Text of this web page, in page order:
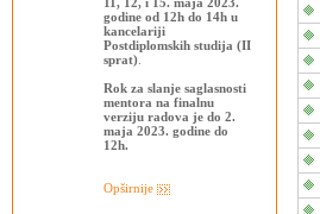
godine od 12h do 14h u
kancelariji
Postdiplomskih studija (II
sprat)
Rok za slanje saglasnosti
mentora na finalnu
verziju radova je do 2.
maja 2023. godine do
12h.
Opširnije